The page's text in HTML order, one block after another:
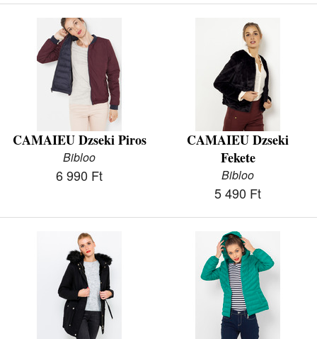
CAMAIEU Dzseki Piros
Bibloo
6 990 Ft
CAMAIEU Dzseki
Fekete
Bibloo
5 490 Ft